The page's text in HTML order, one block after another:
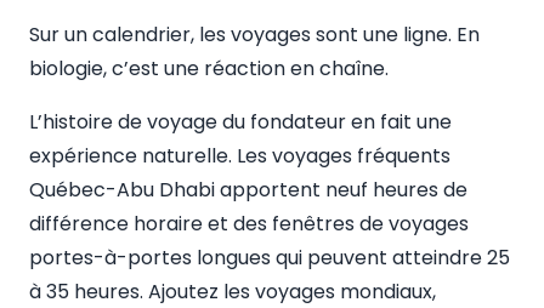
Sur un calendrier, les voyages sont une ligne. En
biologie, c’est une réaction en chaîne.
L’histoire de voyage du fondateur en fait une
expérience naturelle. Les voyages fréquents
Québec-Abu Dhabi apportent neuf heures de
différence horaire et des fenêtres de voyages
portes-à-portes longues qui peuvent atteindre 25
à 35 heures. Ajoutez les voyages mondiaux,